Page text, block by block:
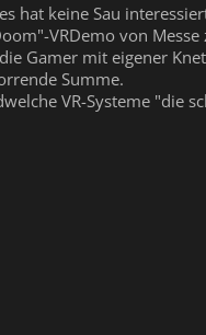
hat keine Sau
VRDemo von Messe
Gamer mit eigener
Summe.
VR-Systeme "die